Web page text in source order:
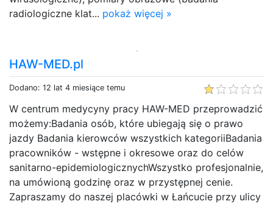
radiologiczne klat... pokaż więcej »
HAW-MED.pl
Dodano: 12 lat 4 miesiące temu
W centrum medycyny pracy HAW-MED przeprowadzić
możemy:Badania osób, które ubiegają się o prawo
jazdy Badania kierowców wszystkich kategoriiBadania
pracowników - wstępne i okresowe oraz do celów
sanitarno-epidemiologicznychWszystko profesjonalnie,
na umówioną godzinę oraz w przystępnej cenie.
Zapraszamy do naszej placówki w Łańcucie przy ulicy